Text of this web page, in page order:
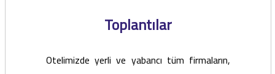
Toplantılar
Otelimizde yerli ve yabancı tüm firmaların,